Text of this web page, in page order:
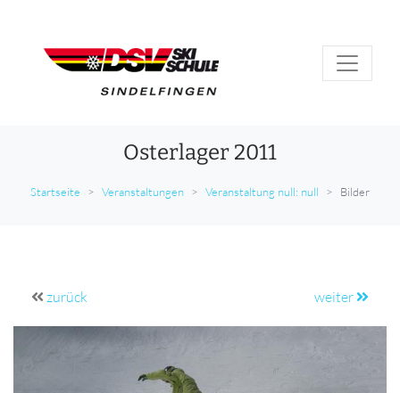
Osterlager 2011
Startseite Veranstaltungen Veranstaltung null: null Bilder
zurück weiter